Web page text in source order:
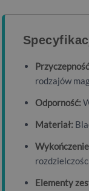
rodzajów
Odporność:
Materiał:
Elementy